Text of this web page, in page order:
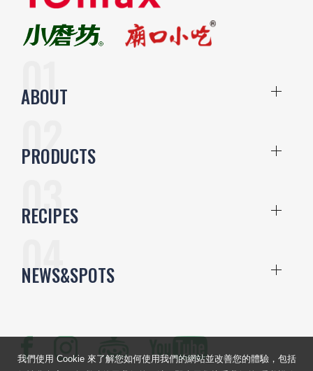
ABOUT
PRODUCTS
RECIPES
NEWS&SPOTS
我們使用 Cookie 來了解您如何使用我們的網站並改善您的體驗，包括